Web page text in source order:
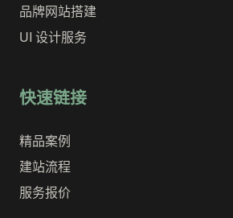
品牌网站搭建
UI 设计服务
快速链接
精品案例
建站流程
服务报价